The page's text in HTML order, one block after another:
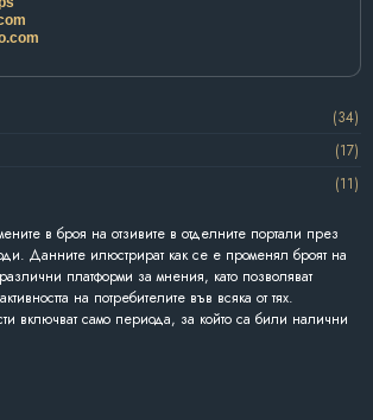
(34)
(17)
(11)
в броя на отзивите в отделните портали през
Данните илюстрират как се е променял броят на
платформи за мнения, като позволяват
на потребителите във всяка от тях.
включват само периода, за който са били налични